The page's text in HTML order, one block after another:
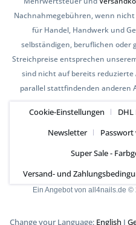
Nachnahmegebühren, wenn
für Handel, Handwerk und
selbständigen, beruflichen oder
Streichpreise entsprechen
sind nicht auf bereits
parallel stattfindenden anderen
Cookie-Einstellungen
Newsletter
Passwort
Super Sale -
Versand- und
Ein Angebot von all4nails.de
Change your Language: English I